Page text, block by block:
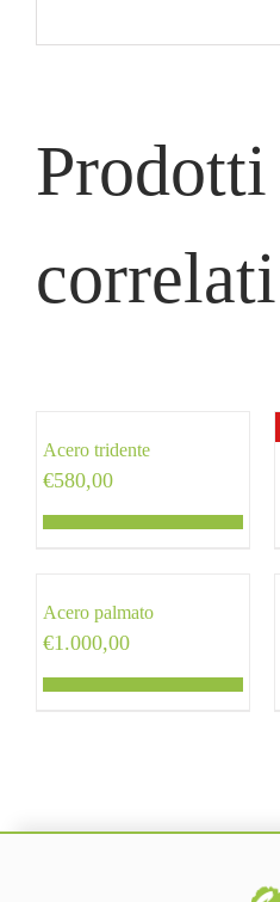
Prodotti
correlati
Acero tridente
€580,00
Acero palmato
€1.000,00